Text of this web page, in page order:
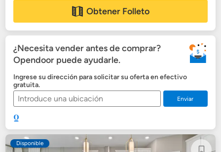
Obtener Folleto
¿Necesita vender antes de comprar?
Opendoor puede ayudarle.
Ingrese su dirección para solicitar su oferta en efectivo
gratuita.
Enviar
Disponible